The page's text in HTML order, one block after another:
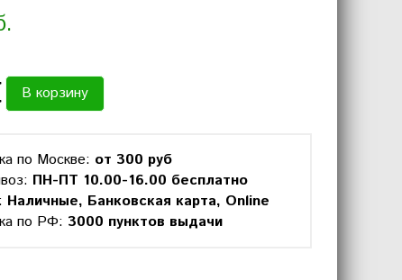
В корзину
по Москве: от 300 руб
ПН-ПТ 10.00-16.00 бесплатно
Наличные, Банковская карта, Online
по РФ: 3000 пунктов выдачи